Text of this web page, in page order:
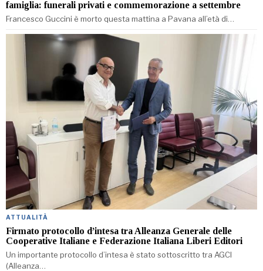
famiglia: funerali privati e commemorazione a settembre
Francesco Guccini è morto questa mattina a Pavana all’età di…
ATTUALITÀ
Firmato protocollo d’intesa tra Alleanza Generale delle
Cooperative Italiane e Federazione Italiana Liberi Editori
Un importante protocollo d’intesa è stato sottoscritto tra AGCI
(Alleanza…